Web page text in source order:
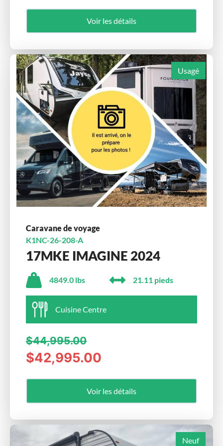
Voir les détails
Usagé
Caravane de voyage
K1NC-26-208-A
17MKE IMAGINE 2024
4849.0 lbs 21.11 pieds
Cuisine Centre
$44,995.00
$42,995.00
Voir les détails
Neuf